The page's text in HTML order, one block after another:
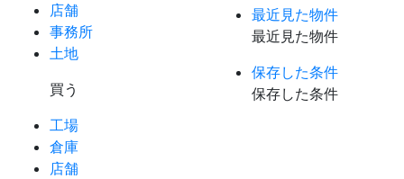
店舗
事務所
土地
買う
工場
倉庫
店舗
最近見た物件
最近見た物件
保存した条件
保存した条件